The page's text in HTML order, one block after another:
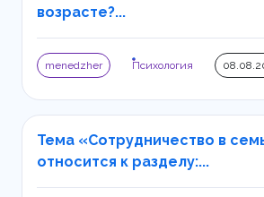
возрасте?...
menedzher Психология
Тема «Сотрудничество в
относится к разделу:...